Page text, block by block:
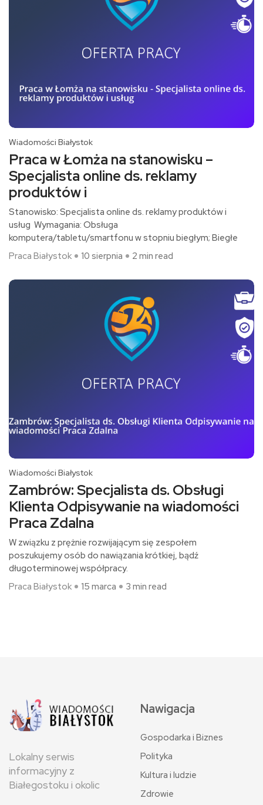
Wiadomości Białystok
Praca w Łomża na stanowisku –
Specjalista online ds. reklamy
produktów i
Stanowisko: Specjalista online ds. reklamy produktów i
usług Wymagania: Obsługa
komputera/tabletu/smartfonu w stopniu biegłym; Biegłe
Praca Białystok
10 sierpnia 2 min read
Wiadomości Białystok
Zambrów: Specjalista ds. Obsługi
Klienta Odpisywanie na wiadomości
Praca Zdalna
W związku z prężnie rozwijającym się zespołem
poszukujemy osób do nawiązania krótkiej, bądź
długoterminowej współpracy.
Praca Białystok
15 marca 3 min read
Lokalny serwis
informacyjny z
Białegostoku i okolic
Nawigacja
Gospodarka i Biznes
Polityka
Kultura i ludzie
Zdrowie